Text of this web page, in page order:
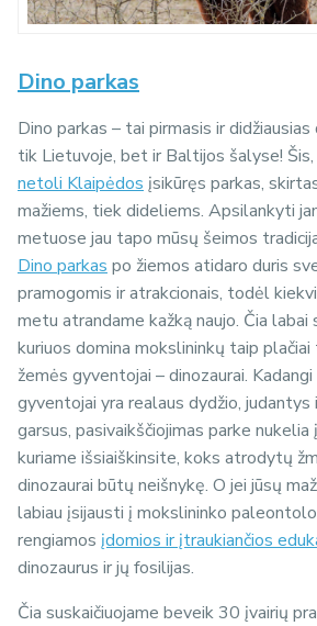
Dino parkas
Dino parkas – tai pirmasis ir
tik Lietuvoje, bet ir Baltijos šalyse! Šis,
netoli Klaipėdos įsikūręs parkas,
mažiems, tiek dideliems. Apsilankyti
metuose jau tapo mūsų šeimos
Dino parkas po žiemos atidaro duris
pramogomis ir atrakcionais, todėl
metu atrandame kažką naujo. Čia labai
kuriuos domina mokslininkų taip plačiai
žemės gyventojai – dinozaurai.
gyventojai yra realaus dydžio,
garsus, pasivaikščiojimas parke nukelia
kuriame išsiaiškinsite, koks atrodytų
dinozaurai būtų neišnykę. O jei jūsų
labiau įsijausti į mokslininko
rengiamos įdomios ir įtraukiančios
dinozaurus ir jų fosilijas.
Čia suskaičiuojame beveik 30 įvairių